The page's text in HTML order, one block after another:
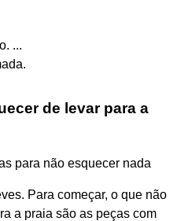
...
de levar para a
para não esquecer nada
Para começar, o que não
a praia são as peças com